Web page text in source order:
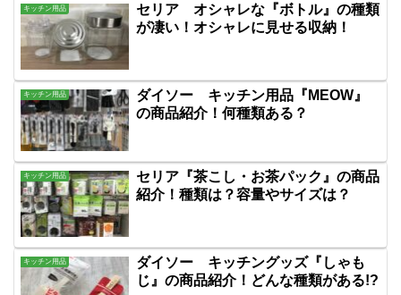
キッチン用品
セリア オシャレな『ボトル』の種類
が凄い！オシャレに見せる収納！
キッチン用品
ダイソー キッチン用品『MEOW』
の商品紹介！何種類ある？
キッチン用品
セリア『茶こし・お茶パック』の商品
紹介！種類は？容量やサイズは？
キッチン用品
ダイソー キッチングッズ『しゃも
じ』の商品紹介！どんな種類がある!?